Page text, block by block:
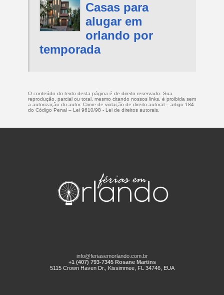
Casas para
alugar em
orlando por
temporada
O conteúdo do texto desta página é de direito reservado. Sua
reprodução, parcial ou total, mesmo citando nossos links, é proibida sem
a autorização do autor. Crime de violação de direito autoral – artigo 184
do Código Penal – Lei 9610/98 - Lei de direitos autorais
info@feriasemorlando.com.br
+1 (407) 793-7345 Rosane Martins
5115 Crown Haven Dr., Kissimmee, FL 34746, EUA